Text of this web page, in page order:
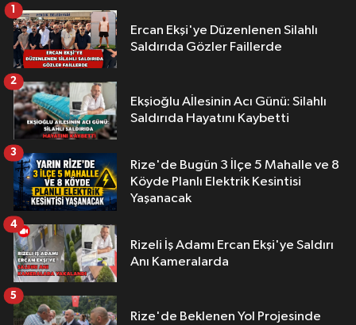
Ercan Ekşi'ye Düzenlenen Silahlı
Saldırıda Gözler Faillerde
1
Ekşioğlu Aİlesinin Acı Günü: Silahlı
Saldırıda Hayatını Kaybetti
2
Rize'de Bugün 3 İlçe 5 Mahalle ve 8
Köyde Planlı Elektrik Kesintisi
Yaşanacak
3
Rizeli İş Adamı Ercan Ekşi'ye Saldırı
Anı Kameralarda
4
Rize'de Beklenen Yol Projesinde
5